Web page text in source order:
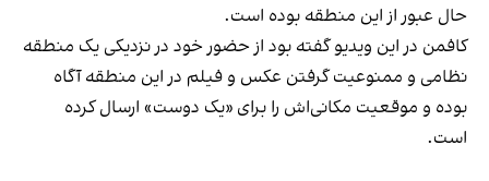
حال عبور از این منطقه بوده است.
کافمن در این ویدیو گفته بود از حضور خود در نزدیکی یک منطقه
نظامی و ممنوعیت گرفتن عکس و فیلم در این منطقه آگاه
بوده و موقعیت مکانی‌اش را برای «یک دوست» ارسال کرده
است.